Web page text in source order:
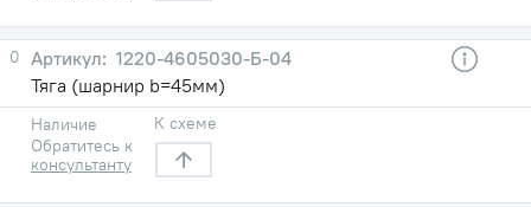
0
1220-4605030-Б-04
Тяга (шарнир b=45мм)
Наличие
Обратитесь к
консультанту
К схеме